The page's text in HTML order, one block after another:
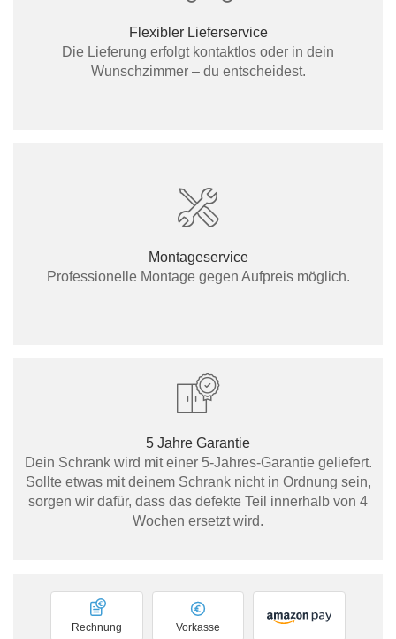
Flexibler Lieferservice
Die Lieferung erfolgt kontaktlos oder in dein
Wunschzimmer – du entscheidest.
Montageservice
Professionelle Montage gegen Aufpreis möglich.
5 Jahre Garantie
Dein Schrank wird mit einer 5-Jahres-Garantie geliefert.
Sollte etwas mit deinem Schrank nicht in Ordnung sein,
sorgen wir dafür, dass das defekte Teil innerhalb von 4
Wochen ersetzt wird.
Vorkasse
Rechnung